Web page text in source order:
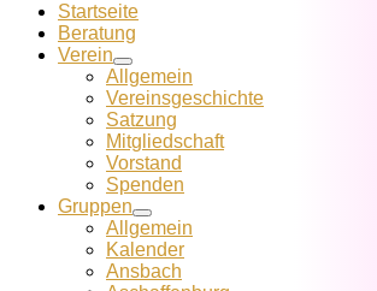
Startseite
Beratung
Verein
Allgemein
Vereins­geschichte
Satzung
Mitglied­schaft
Vorstand
Spenden
Gruppen
Allgemein
Kalender
Ansbach